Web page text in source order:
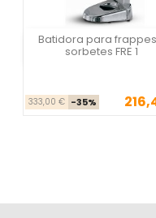
Batidora para
sorbetes FRE 1
Precio
333,00 € -35%
Vista rápida